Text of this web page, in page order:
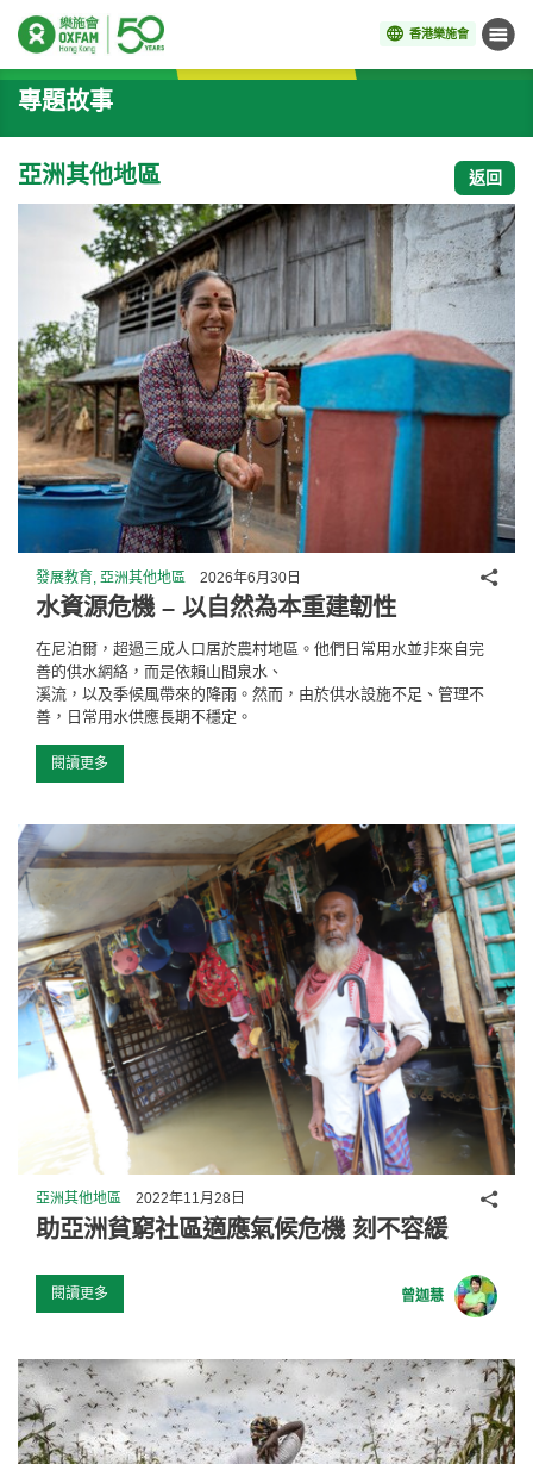
香港樂施會 目錄
開始主要內容
專題故事
亞洲其他地區 返回
發展教育, 亞洲其他地區 2026年6月30日
水資源危機 – 以自然為本重建韌性
在尼泊爾，超過三成人口居於農村地區。他們日常用水並非來自完
善的供水網絡，而是依賴山間泉水、
溪流，以及季候風帶來的降雨。然而，由於供水設施不足、管理不
善，日常用水供應長期不穩定。
閱讀更多
分享
亞洲其他地區 2022年11月28日
助亞洲貧窮社區適應氣候危機 刻不容緩
閱讀更多 曾迦慧
分享